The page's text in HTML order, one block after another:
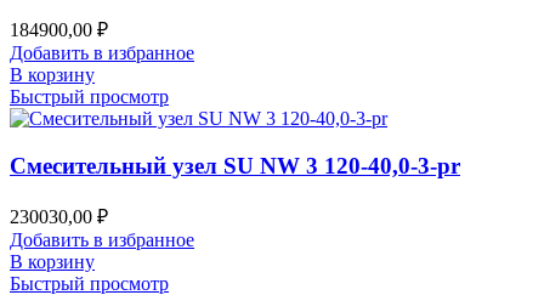
184900,00 ₽
Добавить в избранное
В корзину
Быстрый просмотр
Смесительный узел SU NW 3 120-40,0-3-pr
230030,00 ₽
Добавить в избранное
В корзину
Быстрый просмотр